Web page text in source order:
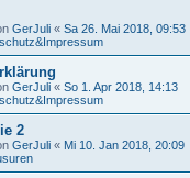
GerJuli « Sa 26. Mai 2018, 09:53
GerJuli « So 1. Apr 2018, 14:13
2
GerJuli « Mi 10. Jan 2018, 20:09